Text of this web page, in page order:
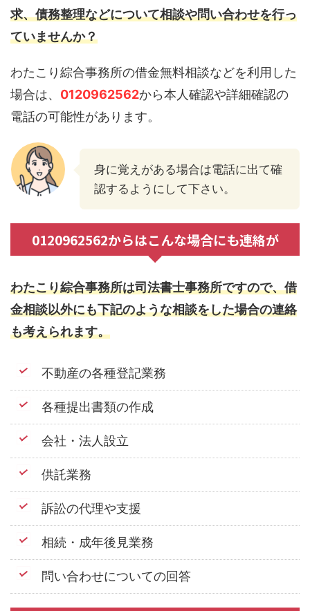
求、債務整理などについて相談や問い合わせを行っ
ていませんか？
わたこり綜合事務所の借金無料相談などを利用した
場合は、 0120962562から本人確認や詳細確認の
電話の可能性があります。
身に覚えがある場合は電話に出て確
認するようにして下さい。
0120962562からはこんな場合にも連絡が
わたこり綜合事務所は司法書士事務所ですので、借
金相談以外にも下記のような相談をした場合の連絡
も考えられます。
不動産の各種登記業務
各種提出書類の作成
会社・法人設立
供託業務
訴訟の代理や支援
相続・成年後見業務
問い合わせについての回答